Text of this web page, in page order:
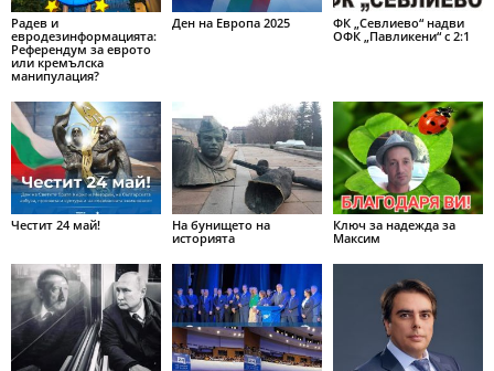
Радев и
евродезинформацията:
Референдум за еврото
или кремълска
манипулация?
Ден на Европа 2025
ФК „Севлиево“ надви
ОФК „Павликени“ с 2:1
Честит 24 май!
На бунището на
историята
Ключ за надежда за
Максим